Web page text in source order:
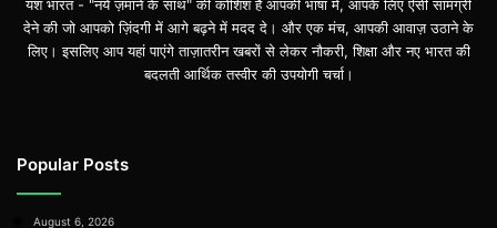
यश भारत - "नये ज़माने के साथ" की कोशिश है आपकी भाषा में, आपके लिए ऎसी सामग्री
देने की जो आपको ज़िंदगी में आगे बढ़ने में मदद दे। और एक मंच, आपकी आवाज़ उठाने के
लिए। इसलिए आप यहां पाएंगे ताज़ातरीन खबरों से लेकर नौकरी, शिक्षा और नए भारत की
बदलती आर्थिक तस्वीर की उपयोगी चर्चा।
Popular Posts
August 6, 2026